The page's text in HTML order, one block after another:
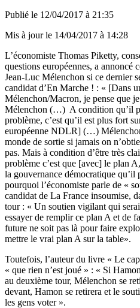
Publié le 12/04/2017 à 21:35
Mis à jour le 14/04/2017 à 14:28
L’économiste Thomas Piketty,
questions européennes, a annoncé
Jean-Luc Mélenchon si ce dernier
candidat d’En Marche ! : « [Dans
Mélenchon/Macron, je pense que
Mélenchon (…) A condition qu’il
problème, c’est qu’il est plus fort
européenne NDLR] (…)
monde de sortie si jamais on
pas. Mais à condition d’être très
problème c’est que [avec] le plan
la gouvernance démocratique qu’il
pourquoi l’économiste parle de «
candidat de La France insoumise,
tour : « Un soutien vigilant qui
essayer de remplir ce plan A et de
future ne soit pas là pour faire
mettre le vrai plan A sur la table».
Toutefois, l’auteur du livre « Le
« que rien n’est joué » : « Si
au deuxième tour, Mélenchon se
devant, Hamon se retirera et le
les gens voter ».